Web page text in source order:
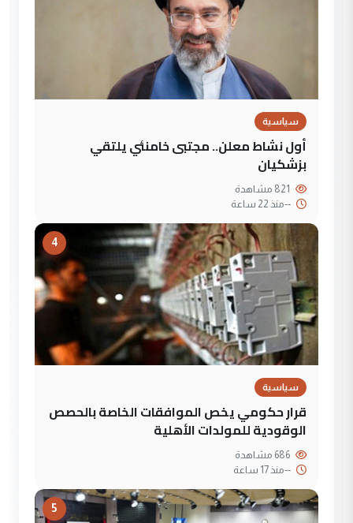
سياسية
أول نشاط معلن.. مجتبى خامنئي يلتقي
بزشكيان
--منذ 22 ساعة
4
سياسية
قرار حكومي يخص الموافقات الخاصة بالحصص
الوقودية للمولدات الأهلية
--منذ 17 ساعة
5